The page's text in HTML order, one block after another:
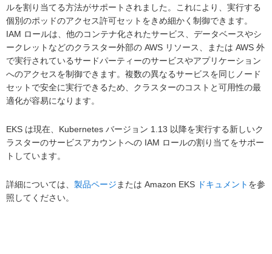
ルを割り当てる方法がサポートされました。これにより、実行する
個別のポッドのアクセス許可セットをきめ細かく制御できます。
IAM ロールは、他のコンテナ化されたサービス、データベースやシ
ークレットなどのクラスター外部の AWS リソース、または AWS 外
で実行されているサードパーティーのサービスやアプリケーション
へのアクセスを制御できます。複数の異なるサービスを同じノード
セットで安全に実行できるため、クラスターのコストと可用性の最
適化が容易になります。
EKS は現在、Kubernetes バージョン 1.13 以降を実行する新しいク
ラスターのサービスアカウントへの IAM ロールの割り当てをサポー
トしています。
詳細については、 製品ページ または Amazon EKS ドキュメント を参
照してください。